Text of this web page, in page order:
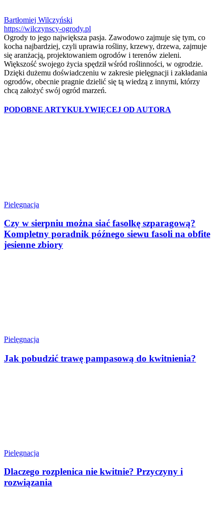
Bartłomiej Wilczyński
https://wilczynscy-ogrody.pl
Ogrody to jego największa pasja. Zawodowo zajmuje się tym, co
kocha najbardziej, czyli uprawia rośliny, krzewy, drzewa, zajmuje
się aranżacją, projektowaniem ogrodów i terenów zieleni.
Większość swojego życia spędził wśród roślinności, w ogrodzie.
Dzięki dużemu doświadczeniu w zakresie pielęgnacji i zakładania
ogrodów, obecnie pragnie dzielić się tą wiedzą z innymi, którzy
chcą założyć swój ogród marzeń.
PODOBNE ARTYKUŁYWIĘCEJ OD AUTORA
Pielęgnacja
Czy w sierpniu można siać fasolkę szparagową?
Kompletny poradnik późnego siewu fasoli na obfite
jesienne zbiory
Pielęgnacja
Jak pobudzić trawę pampasową do kwitnienia?
Pielęgnacja
Dlaczego rozplenica nie kwitnie? Przyczyny i
rozwiązania